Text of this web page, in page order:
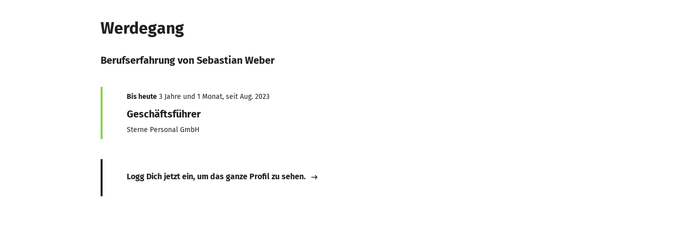
Werdegang
Berufserfahrung von Sebastian Weber
Bis heute 3 Jahre und 1 Monat, seit Aug. 2023
Geschäftsführer
Sterne Personal GmbH
Logg Dich jetzt ein, um das ganze Profil zu sehen.